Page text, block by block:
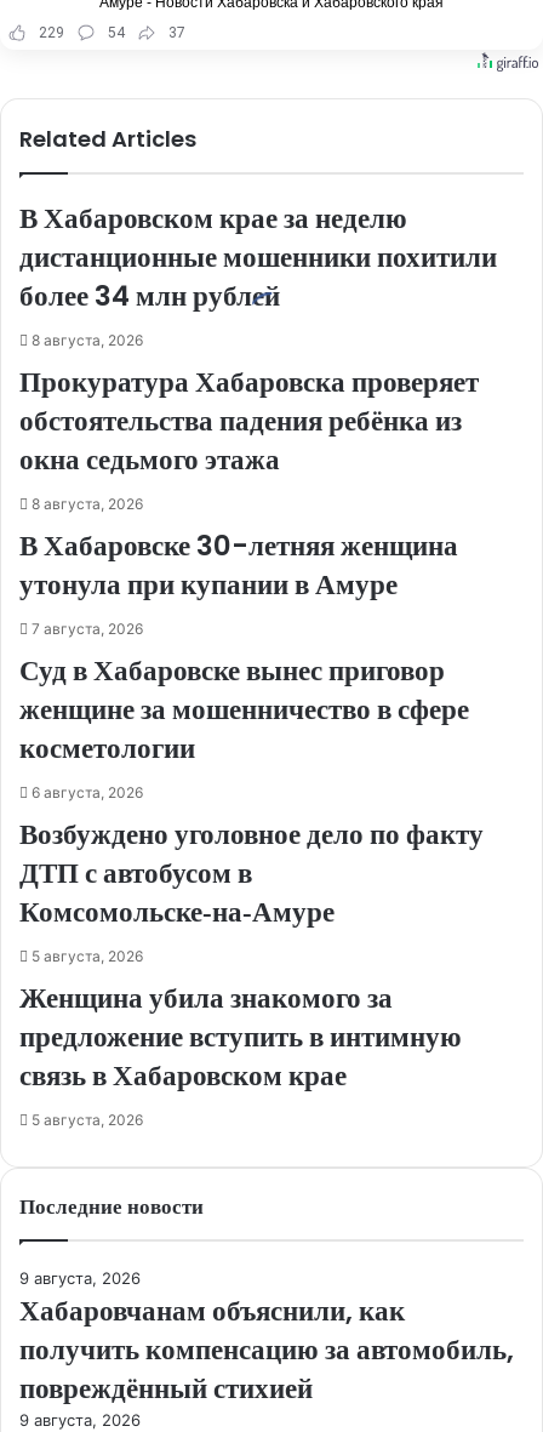
229
54 37
Related Articles
В Хабаровском крае за неделю
дистанционные мошенники похитили
более 34 млн рублей
8 августа, 2026
Прокуратура Хабаровска проверяет
обстоятельства падения ребёнка из
окна седьмого этажа
8 августа, 2026
В Хабаровске 30-летняя женщина
утонула при купании в Амуре
7 августа, 2026
Суд в Хабаровске вынес приговор
женщине за мошенничество в сфере
косметологии
6 августа, 2026
Возбуждено уголовное дело по факту
ДТП с автобусом в
Комсомольске‑на‑Амуре
5 августа, 2026
Женщина убила знакомого за
предложение вступить в интимную
связь в Хабаровском крае
5 августа, 2026
Последние новости
9 августа, 2026
Хабаровчанам объяснили, как
получить компенсацию за автомобиль,
повреждённый стихией
9 августа, 2026